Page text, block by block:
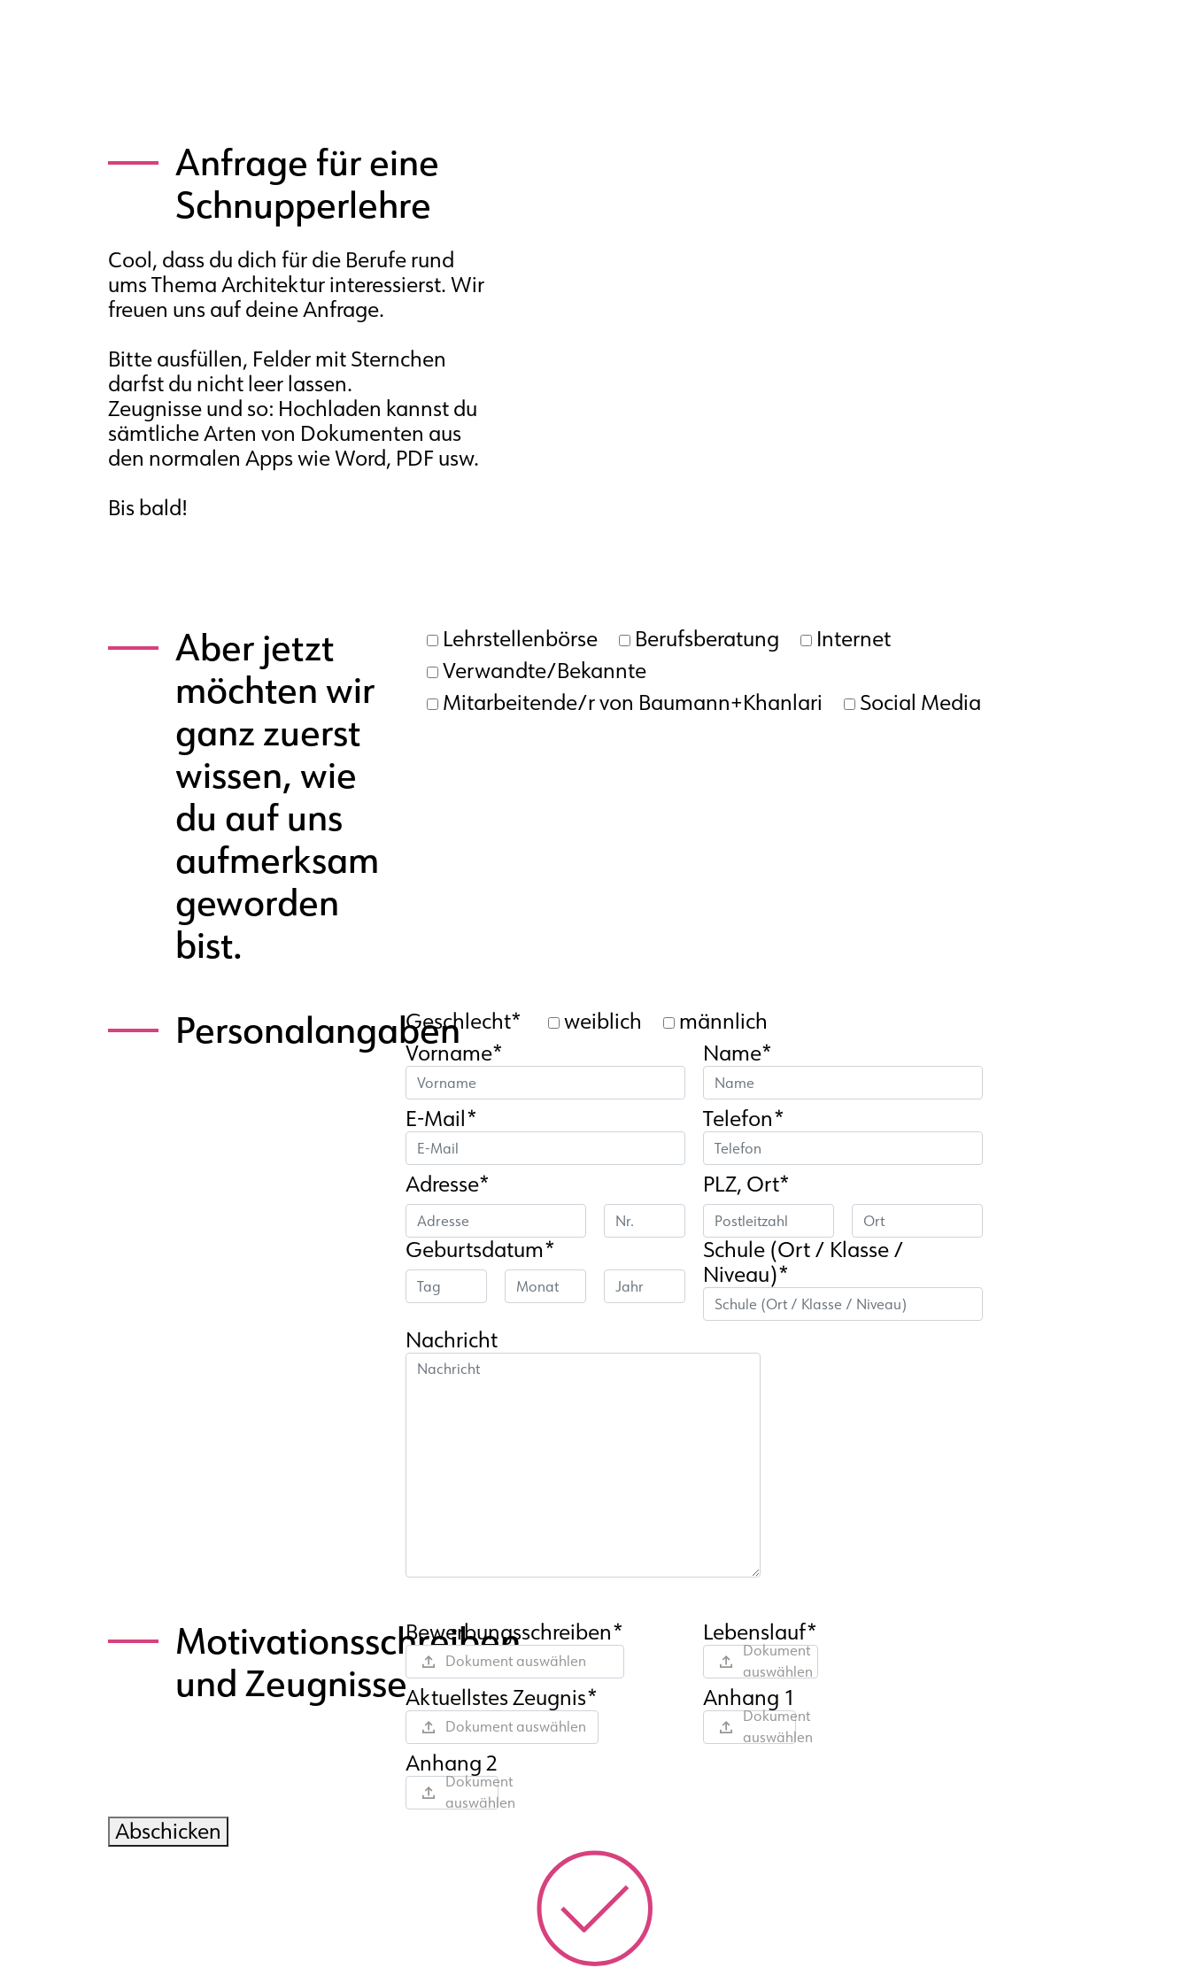
Anfrage für eine
Schnupperlehre
Cool, dass du dich für die Berufe rund
ums Thema Architektur interessierst. Wir
freuen uns auf deine Anfrage.
Bitte ausfüllen, Felder mit Sternchen
darfst du nicht leer lassen.
Zeugnisse und so: Hochladen kannst du
sämtliche Arten von Dokumenten aus
den normalen Apps wie Word, PDF usw.
Bis bald!
Aber jetzt
möchten wir
ganz zuerst
wissen, wie
du auf uns
aufmerksam
geworden
bist.
Lehrstellenbörse Berufsberatung
Internet
Verwandte/Bekannte
Mitarbeitende/r von Baumann+Khanlari
Social Media
PersonalangabenGeschlecht* weiblich
männlich
Vorname*
Name*
E-Mail* Telefon*
Adresse* PLZ, Ort*
Geburtsdatum*
Schule (Ort / Klasse /
Niveau)*
Nachricht
Motivationsschreiben
und Zeugnisse
Bewerbungsschreiben*
Dokument auswählen
Lebenslauf*
Dokument
auswählen
Aktuellstes Zeugnis*
Dokument auswählen
Anhang 1
Dokument
auswählen
Anhang 2
Dokument
auswählen
Abschicken